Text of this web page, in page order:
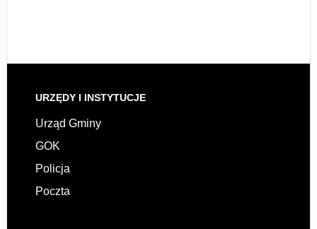
URZĘDY I INSTYTUCJE
Urząd Gminy
GOK
Policja
Poczta